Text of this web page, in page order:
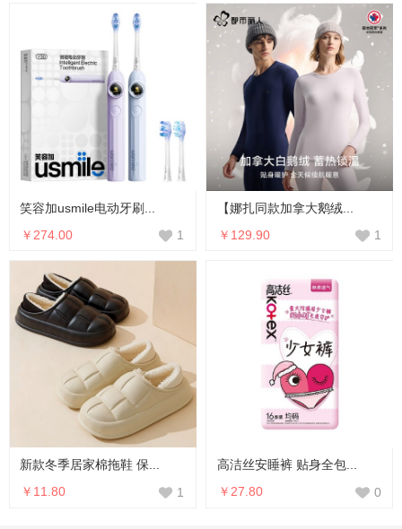
笑容加usmile电动牙刷...
￥274.00
1
【娜扎同款加拿大鹅绒...
￥129.90
1
新款冬季居家棉拖鞋 保...
￥11.80
1
高洁丝安睡裤 贴身全包...
￥27.80
0